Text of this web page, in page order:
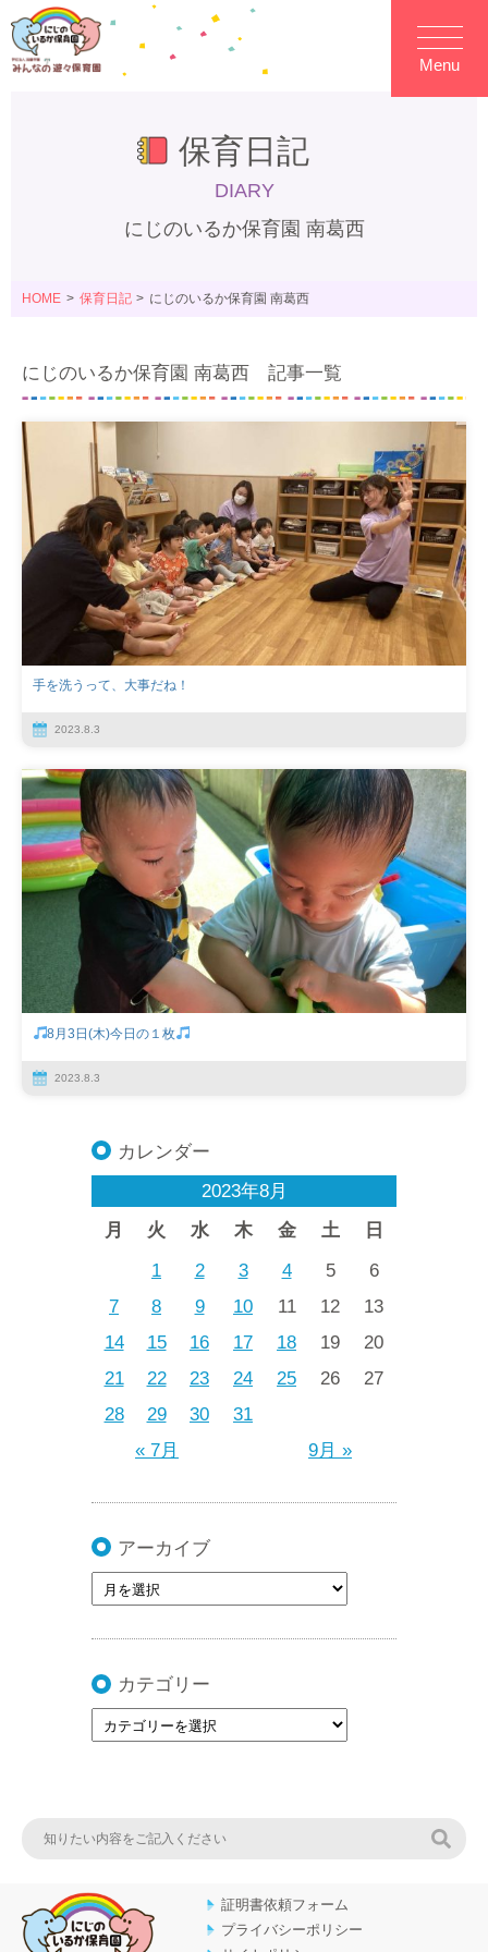
Menu
保育日記
DIARY
にじのいるか保育園 南葛西
HOME 保育日記 にじのいるか保育園 南葛西
にじのいるか保育園 南葛西 記事一覧
手を洗うって、大事だね！
2023.8.3
8月3日(木)今日の１枚
2023.8.3
カレンダー
2023年8月
月
火 水 木 金 土 日
« 7月 9月 »
1 2 3 4 5
6
7
8 9 10 11 12
13
14
15 16 17 18 19
20
21
22 23 24 25 26
27
28
29 30 31
アーカイブ
カテゴリー
証明書依頼フォーム
プライバシーポリシー